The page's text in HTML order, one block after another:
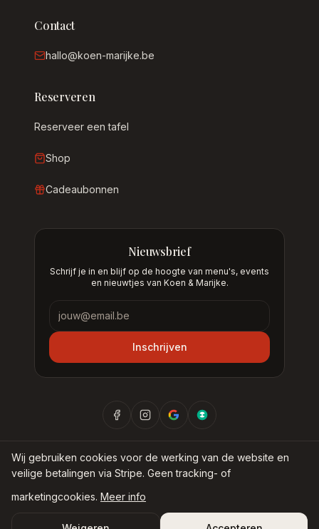
Contact
hallo@koen-marijke.be
Reserveren
Reserveer een tafel
Shop
Cadeaubonnen
Nieuwsbrief
Schrijf je in en blijf op de hoogte van menu's, events
en nieuwtjes van Koen & Marijke.
Nieuwsbrief
Inschrijven
©2026Nieuw Museum BV —Bij Koen & Marijke
Privacyverklaring Cookiebeleid
Wij gebruiken cookies voor de werking van de website en
veilige betalingen via Stripe. Geen tracking- of
marketingcookies. Meer info